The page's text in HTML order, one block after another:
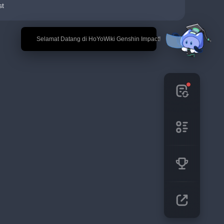
🎉 Selamat Datang di HoYoWiki Genshin Impact!